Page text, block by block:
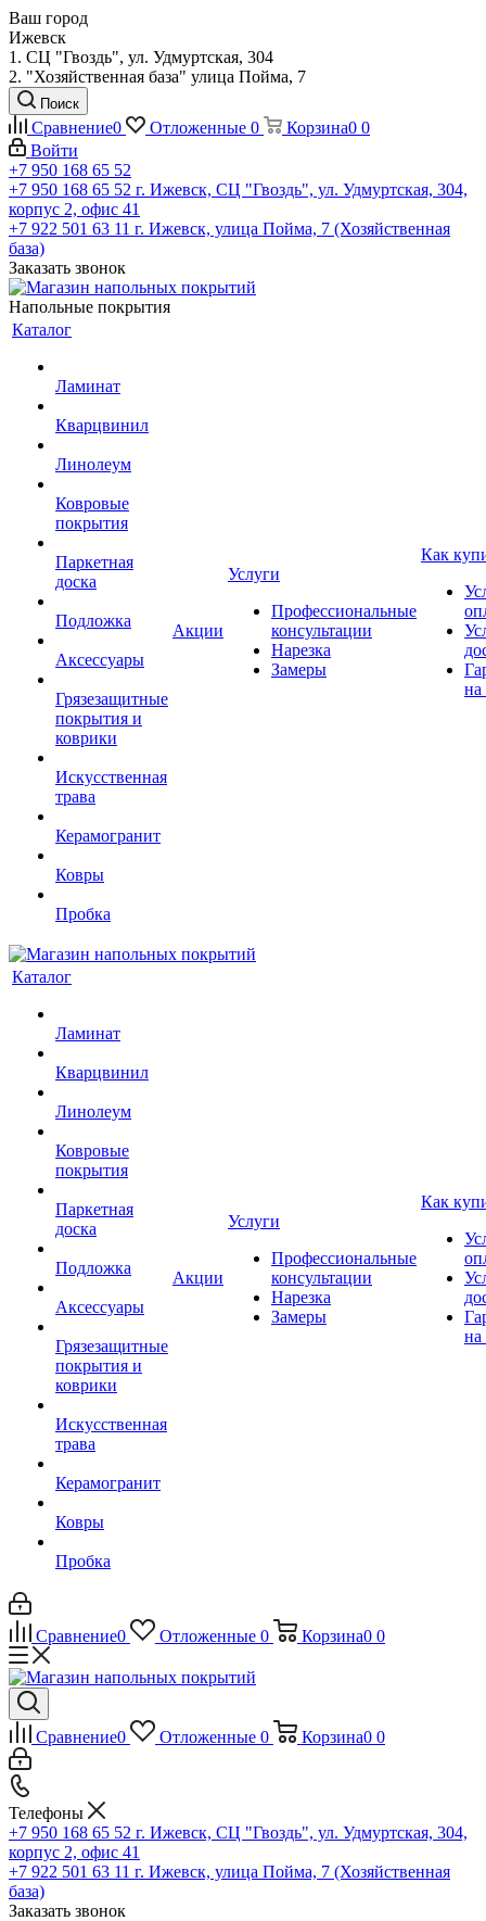
Ваш город
Ижевск
1. СЦ "Гвоздь", ул. Удмуртская, 304
2. "Хозяйственная база" улица Пойма, 7
Поиск
Сравнение0 Отложенные 0 Корзина0 0
Войти
+7 950 168 65 52
+7 950 168 65 52 г. Ижевск, СЦ "Гвоздь", ул. Удмуртская, 304,
корпус 2, офис 41
+7 922 501 63 11 г. Ижевск, улица Пойма, 7 (Хозяйственная
база)
Заказать звонок
Напольные покрытия
Каталог
Ламинат
Кварцвинил
Линолеум
Ковровые
покрытия
Паркетная
доска
Подложка
Аксессуары
Грязезащитные
покрытия и
коврики
Искусственная
трава
Керамогранит
Ковры
Пробка
Акции
Услуги
Профессиональные
консультации
Нарезка
Замеры
Как
на
Каталог
Ламинат
Кварцвинил
Линолеум
Ковровые
покрытия
Паркетная
доска
Подложка
Аксессуары
Грязезащитные
покрытия и
коврики
Искусственная
трава
Керамогранит
Ковры
Пробка
Акции
Услуги
Профессиональные
консультации
Нарезка
Замеры
Как
на
Сравнение0 Отложенные 0 Корзина0 0
Сравнение0 Отложенные 0 Корзина0 0
Телефоны
+7 950 168 65 52 г. Ижевск, СЦ "Гвоздь", ул. Удмуртская, 304,
корпус 2, офис 41
+7 922 501 63 11 г. Ижевск, улица Пойма, 7 (Хозяйственная
база)
Заказать звонок